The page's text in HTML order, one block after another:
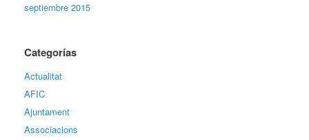
septiembre 2015
Categorías
Actualitat
AFIC
Ajuntament
Associacions